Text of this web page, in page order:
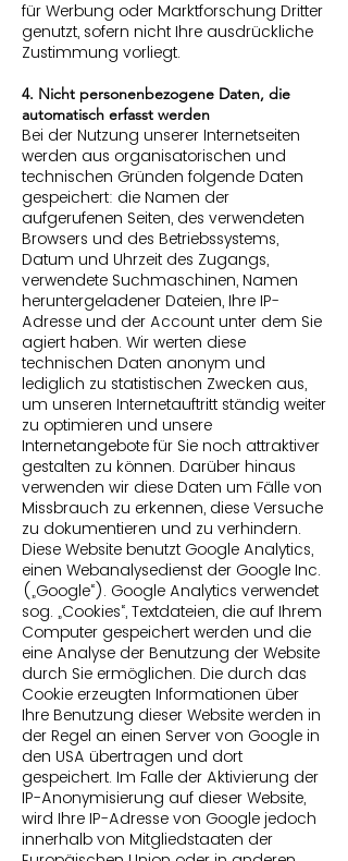
für Werbung oder Marktforschung Dritter
genutzt, sofern nicht Ihre ausdrückliche
Zustimmung vorliegt.
4. Nicht personenbezogene Daten, die
automatisch erfasst werden
Bei der Nutzung unserer Internetseiten
werden aus organisatorischen und
technischen Gründen folgende Daten
gespeichert: die Namen der
aufgerufenen Seiten, des verwendeten
Browsers und des Betriebssystems,
Datum und Uhrzeit des Zugangs,
verwendete Suchmaschinen, Namen
heruntergeladener Dateien, Ihre IP-
Adresse und der Account unter dem Sie
agiert haben. Wir werten diese
technischen Daten anonym und
lediglich zu statistischen Zwecken aus,
um unseren Internetauftritt ständig weiter
zu optimieren und unsere
Internetangebote für Sie noch attraktiver
gestalten zu können. Darüber hinaus
verwenden wir diese Daten um Fälle von
Missbrauch zu erkennen, diese Versuche
zu dokumentieren und zu verhindern.
Diese Website benutzt Google Analytics,
einen Webanalysedienst der Google Inc.
(„Google“). Google Analytics verwendet
sog. „Cookies“, Textdateien, die auf Ihrem
Computer gespeichert werden und die
eine Analyse der Benutzung der Website
durch Sie ermöglichen. Die durch das
Cookie erzeugten Informationen über
Ihre Benutzung dieser Website werden in
der Regel an einen Server von Google in
den USA übertragen und dort
gespeichert. Im Falle der Aktivierung der
IP-Anonymisierung auf dieser Website,
wird Ihre IP-Adresse von Google jedoch
innerhalb von Mitgliedstaaten der